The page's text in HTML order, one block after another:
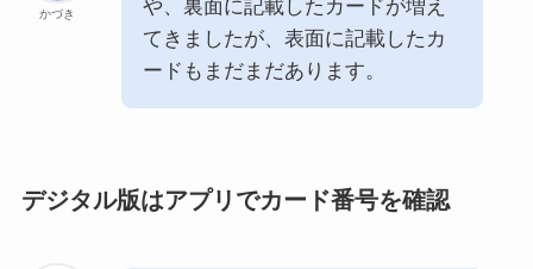
かづき
や、裏面に記載したカードが増え
てきましたが、表面に記載したカ
ードもまだまだあります。
デジタル版はアプリでカード番号を確認